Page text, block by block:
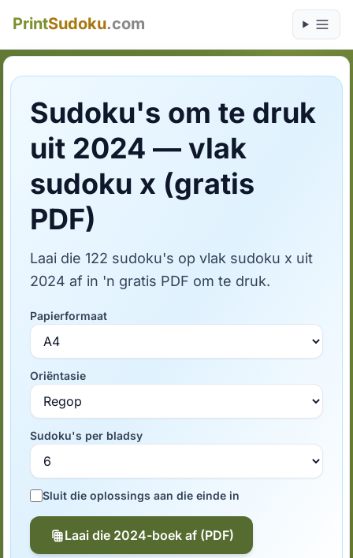
PrintSudoku.com
Sudoku's om te druk
uit 2024 — vlak
sudoku x (gratis
PDF)
Laai die 122 sudoku's op vlak sudoku x uit
2024 af in 'n gratis PDF om te druk.
Papierformaat
Oriëntasie
Sudoku's per bladsy
Sluit die oplossings aan die einde in
Laai die 2024-boek af (PDF)